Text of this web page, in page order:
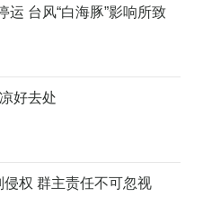
运 台风“白海豚”影响所致
好去处
侵权 群主责任不可忽视